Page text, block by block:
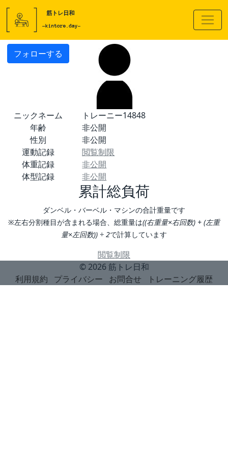
フォローする
ニックネーム
トレーニー14848
年齢
非公開
性別
非公開
運動記録
閲覧制限
体重記録
非公開
体型記録
非公開
累計総負荷
ダンベル・バーベル・マシンの合計重量です
※左右分割種目が含まれる場合、総重量は((右重量×右回数) + (左重
量×左回数)) ÷ 2で計算しています
閲覧制限
© 2026 筋トレ日和
利用規約
プライバシー お問合せ トレーニング履歴